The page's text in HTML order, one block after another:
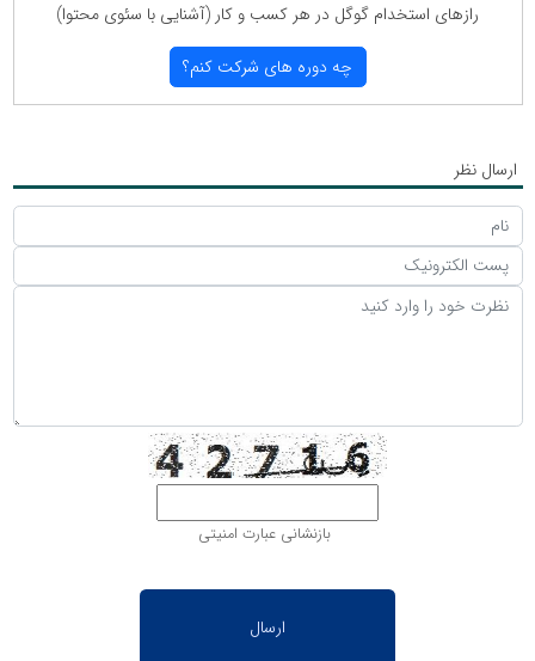
رازهای استخدام گوگل در هر كسب و كار (آشنایی با سئوی محتوا)
چه دوره های شركت كنم؟
ارسال نظر
بازنشانی عبارت امنیتی